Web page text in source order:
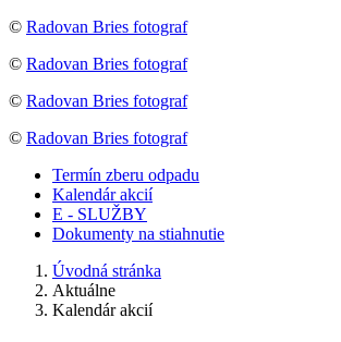
© Radovan Bries fotograf
© Radovan Bries fotograf
© Radovan Bries fotograf
© Radovan Bries fotograf
Termín zberu odpadu
Kalendár akcií
E - SLUŽBY
Dokumenty na stiahnutie
Úvodná stránka
Aktuálne
Kalendár akcií